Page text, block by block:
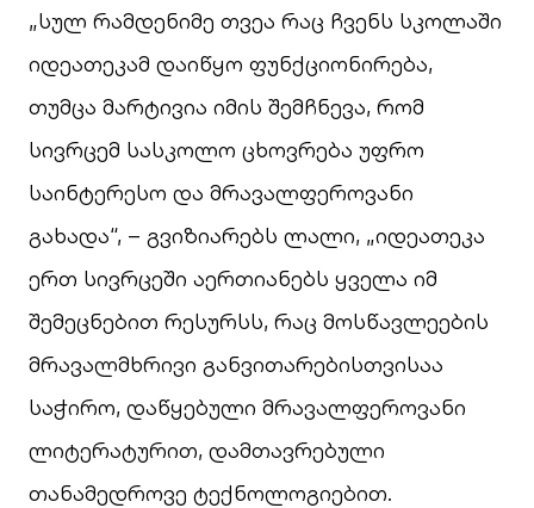
„სულ რამდენიმე თვეა რაც ჩვენს სკოლაში
იდეათეკამ დაიწყო ფუნქციონირება,
თუმცა მარტივია იმის შემჩნევა, რომ
სივრცემ სასკოლო ცხოვრება უფრო
საინტერესო და მრავალფეროვანი
გახადა“, – გვიზიარებს ლალი, „იდეათეკა
ერთ სივრცეში აერთიანებს ყველა იმ
შემეცნებით რესურსს, რაც მოსწავლეების
მრავალმხრივი განვითარებისთვისაა
საჭირო, დაწყებული მრავალფეროვანი
ლიტერატურით, დამთავრებული
თანამედროვე ტექნოლოგიებით.